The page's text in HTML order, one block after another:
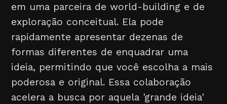
em uma parceira de world-building e de
exploração conceitual. Ela pode
rapidamente apresentar dezenas de
formas diferentes de enquadrar uma
ideia, permitindo que você escolha a mais
poderosa e original. Essa colaboração
acelera a busca por aquela 'grande ideia'